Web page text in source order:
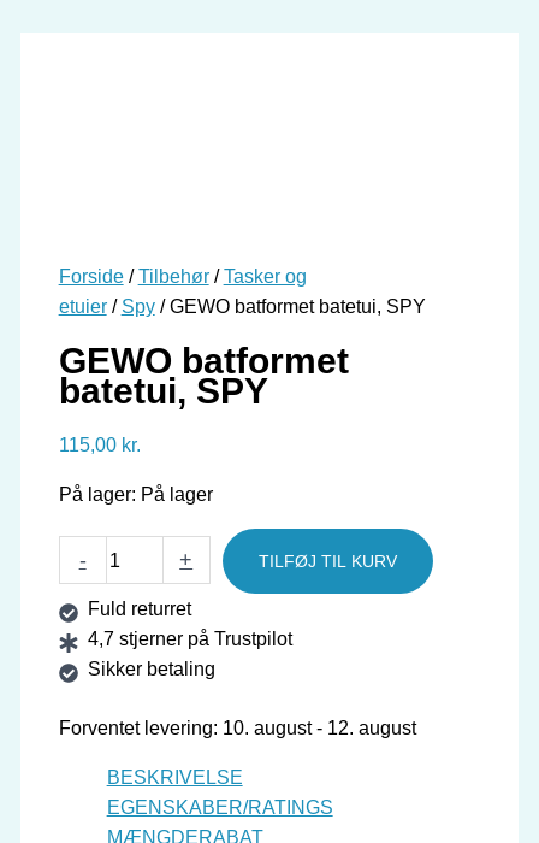
Forside/Tilbehør/Tasker og
etuier/ Spy/ GEWO batformet batetui, SPY
GEWO batformet
batetui, SPY
115,00 kr.
På lager: På lager
-
GEWO
batformet
batetui,
SPY
antal
+ TILFØJ TIL KURV
Fuld returret
4,7 stjerner på Trustpilot
Sikker betaling
Forventet levering: 10. august - 12. august
BESKRIVELSE
EGENSKABER/RATINGS
MÆNGDERABAT